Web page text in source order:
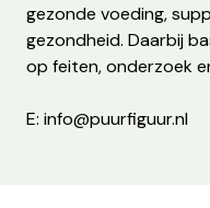
gezonde voeding,
gezondheid. Daarbij
op feiten, onderzoek
E: info@puurfiguur.nl